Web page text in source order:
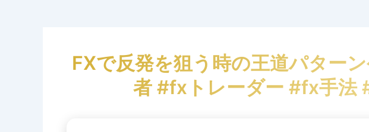
FXで反発を狙う時の王道パター
者 #fxトレーダー #fx手法